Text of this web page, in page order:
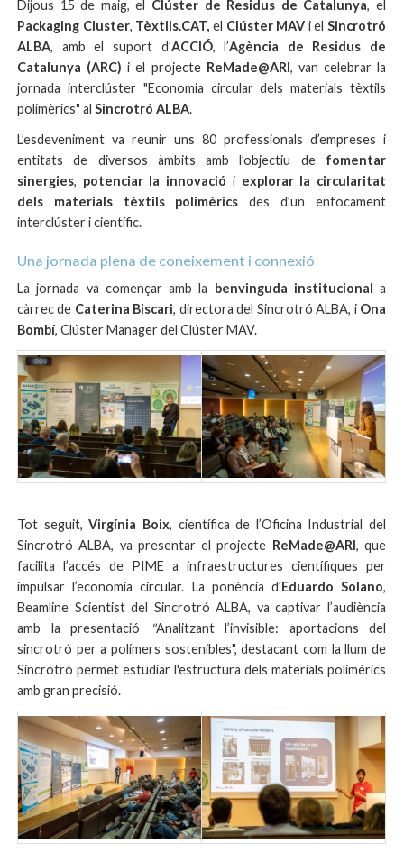
Dijous 15 de maig, el Clúster de Residus de Catalunya, el
Packaging Cluster, Tèxtils.CAT, el Clúster MAV i el Sincrotró
ALBA, amb el suport d’ACCIÓ, l’Agència de Residus de
Catalunya (ARC) i el projecte ReMade@ARI, van celebrar la
jornada interclúster "Economia circular dels materials tèxtils
polimèrics" al Sincrotró ALBA.
L’esdeveniment va reunir uns 80 professionals d’empreses i
entitats de diversos àmbits amb l’objectiu de fomentar
sinergies, potenciar la innovació i explorar la circularitat
dels materials tèxtils polimèrics des d’un enfocament
interclúster i científic.
Una jornada plena de coneixement i connexió
La jornada va començar amb la benvinguda institucional a
càrrec de Caterina Biscari, directora del Sincrotró ALBA, i Ona
Bombí, Clúster Manager del Clúster MAV.
Tot seguit,Virgínia Boix, científica de l’Oficina Industrial del
Sincrotró ALBA, va presentar el projecte ReMade@ARI, que
facilita l’accés de PIME a infraestructures científiques per
impulsar l’economia circular. La ponència d’Eduardo Solano,
Beamline Scientist del Sincrotró ALBA, va captivar l’audiència
amb la presentació
"Analitzant l’invisible: aportacions del
sincrotró per a polímers sostenibles", destacant com la llum de
Sincrotró permet estudiar l'estructura dels materials polimèrics
amb gran precisió.